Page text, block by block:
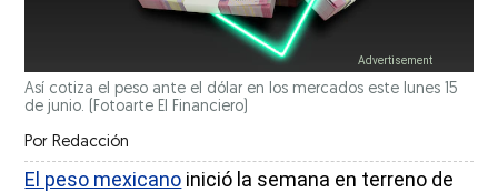
Así cotiza el peso ante el dólar en los mercados este lunes 15
de junio.
(Fotoarte El Financiero)
Por Redacción
El peso mexicano inició la semana en terreno de